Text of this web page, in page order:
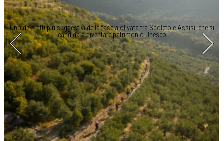
Uno dei tratti più suggestivi della fascia olivata tra Spoleto e Assisi, che si
candida a diventare patrimonio Unesco